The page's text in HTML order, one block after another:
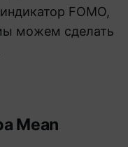
FOMO,
можем сделать
Mean